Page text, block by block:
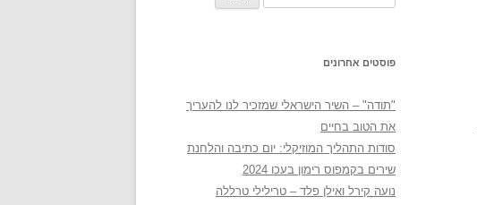
פוסטים אחרונים
"תודה" – השיר הישראלי שמזכיר לנו להעריך
את הטוב בחיים
סודות התהליך המוזיקלי: יום כתיבה והלחנת
שירים בקמפוס רימון בעכו 2024
נועה קירל ואילן פלד – טרילילי טרללה